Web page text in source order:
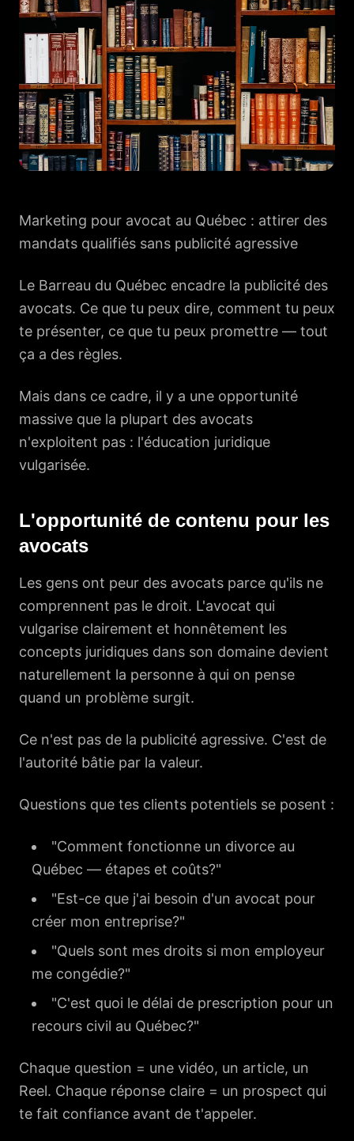
Marketing pour avocat au Québec : attirer des
mandats qualifiés sans publicité agressive
Le Barreau du Québec encadre la publicité des
avocats. Ce que tu peux dire, comment tu peux
te présenter, ce que tu peux promettre — tout
ça a des règles.
Mais dans ce cadre, il y a une opportunité
massive que la plupart des avocats
n'exploitent pas : l'éducation juridique
vulgarisée.
L'opportunité de contenu pour les
avocats
Les gens ont peur des avocats parce qu'ils ne
comprennent pas le droit. L'avocat qui
vulgarise clairement et honnêtement les
concepts juridiques dans son domaine devient
naturellement la personne à qui on pense
quand un problème surgit.
Ce n'est pas de la publicité agressive. C'est de
l'autorité bâtie par la valeur.
Questions que tes clients potentiels se posent :
"Comment fonctionne un divorce au
Québec — étapes et coûts?"
"Est-ce que j'ai besoin d'un avocat pour
créer mon entreprise?"
"Quels sont mes droits si mon employeur
me congédie?"
"C'est quoi le délai de prescription pour un
recours civil au Québec?"
Chaque question = une vidéo, un article, un
Reel. Chaque réponse claire = un prospect qui
te fait confiance avant de t'appeler.